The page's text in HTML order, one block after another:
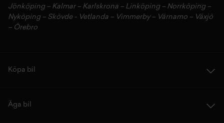
Jönköping– Kalmar – Karlskrona – Linköping– Norrköping–
Nyköping– Skövde- Vetlanda – Vimmerby– Värnamo – Växjö
– Örebro
Köpa bil
Äga bil